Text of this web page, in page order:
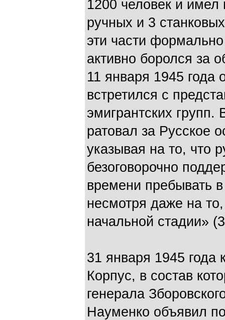
1200 человек и имел
ручных и 3
эти части
активно боролся за
11 января 1945 года
встретился с
эмигрантских
ратовал за Русское
указывая на то, что
безоговорочно
времени пребывать
несмотря даже на
начальной стадии»
31 января 1945 года
Корпус, в состав
генерала
Науменко объявил